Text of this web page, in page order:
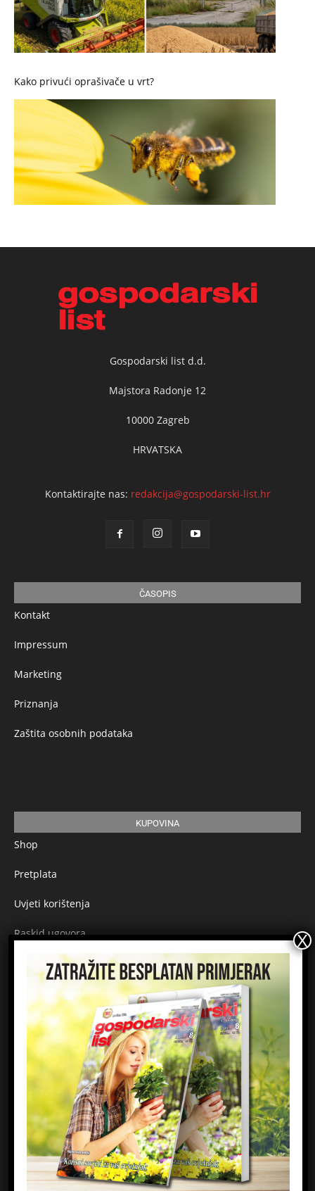
Kako privući oprašivače u vrt?
Gospodarski list d.d.
Majstora Radonje 12
10000 Zagreb
HRVATSKA
Kontaktirajte nas: redakcija@gospodarski-list.hr
ČASOPIS
Kontakt
Impressum
Marketing
Priznanja
Zaštita osobnih podataka
KUPOVINA
Shop
Pretplata
Uvjeti korištenja
Raskid ugovora
Načini plaćanja
Sigurnost plaćanja
Prijavite se na newsletter
Email